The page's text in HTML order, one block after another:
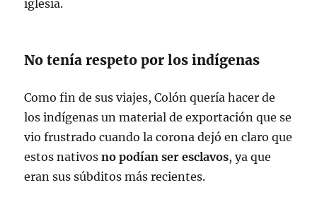
iglesia.
No tenía respeto por los indígenas
Como fin de sus viajes, Colón quería hacer de
los indígenas un material de exportación que se
vio frustrado cuando la corona dejó en claro que
estos nativosno podían ser esclavos, ya que
eran sus súbditos más recientes.